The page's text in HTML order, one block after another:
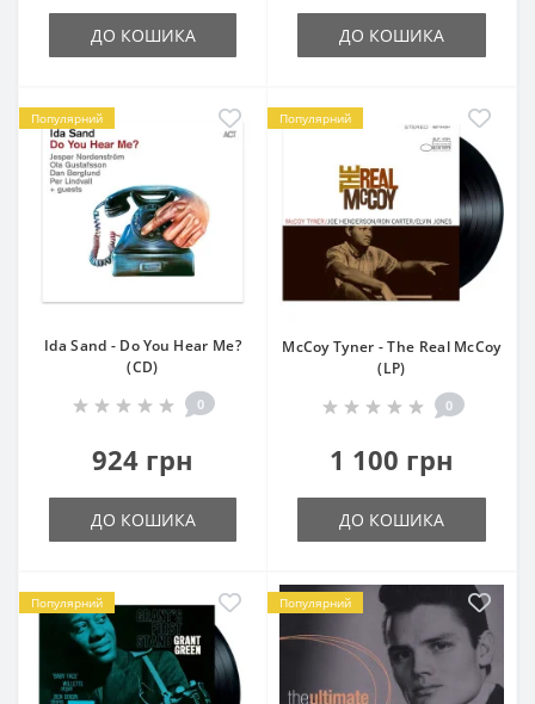
ДО КОШИКА ДО КОШИКА
Популярний
Ida Sand - Do You Hear Me?
(CD)
0
924 грн
ДО КОШИКА
Популярний
McCoy Tyner - The Real McCoy
(LP)
0
1 100 грн
ДО КОШИКА
Популярний Популярний